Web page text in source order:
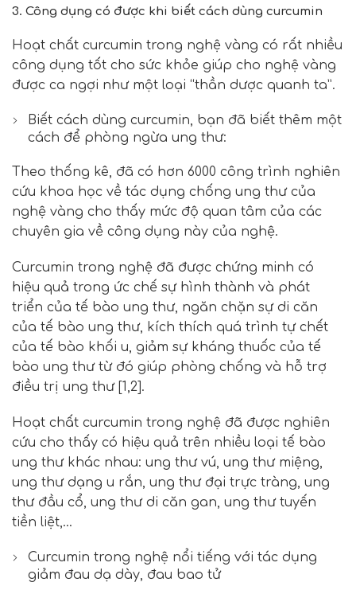
3. Công dụng có được khi biết cách dùng curcumin
Hoạt chất curcumin trong nghệ vàng có rất nhiều
công dụng tốt cho sức khỏe giúp cho nghệ vàng
được ca ngợi như một loại “thần dược quanh ta”.
Biết cách dùng curcumin, bạn đã biết thêm một
cách để phòng ngừa ung thư:
Theo thống kê, đã có hơn 6000 công trình nghiên
cứu khoa học về tác dụng chống ung thư của
nghệ vàng cho thấy mức độ quan tâm của các
chuyên gia về công dụng này của nghệ.
Curcumin trong nghệ đã được chứng minh có
hiệu quả trong ức chế sự hình thành và phát
triển của tế bào ung thư, ngăn chặn sự di căn
của tế bào ung thư, kích thích quá trình tự chết
của tế bào khối u, giảm sự kháng thuốc của tế
bào ung thư từ đó giúp phòng chống và hỗ trợ
điều trị ung thư[1,2].
Hoạt chất curcumin trong nghệ đã được nghiên
cứu cho thấy có hiệu quả trên nhiều loại tế bào
ung thư khác nhau: ung thư vú, ung thư miệng,
ung thư dạng u rắn, ung thư đại trực tràng, ung
thư đầu cổ, ung thư di căn gan, ung thư tuyến
tiền liệt,…
Curcumin trong nghệ nổi tiếng với tác dụng
giảm đau dạ dày, đau bao tử